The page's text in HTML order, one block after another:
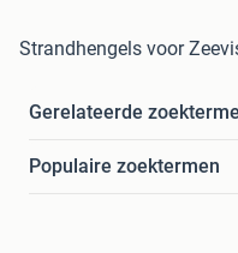
Strandhengels voor
Gerelateerde
Populaire zoektermen